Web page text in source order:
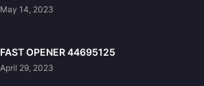
May 14, 2023
FAST OPENER 44695125
April 29, 2023